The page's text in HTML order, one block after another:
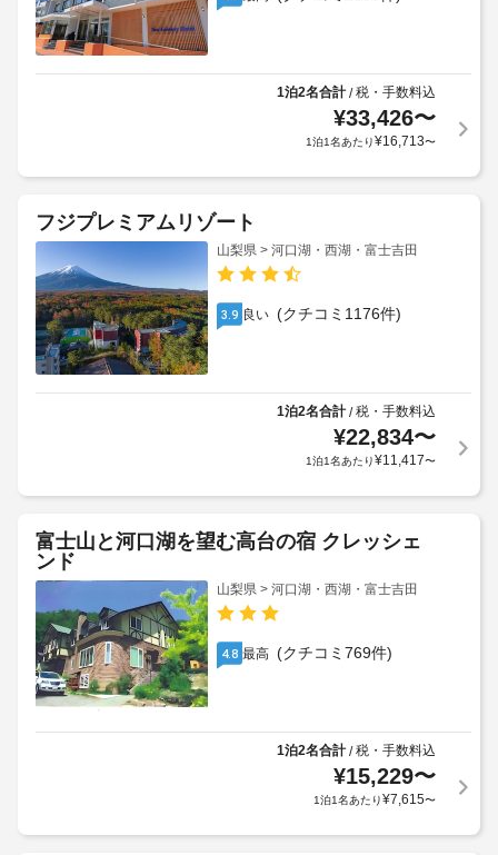
1泊2名合計/税・手数料込
¥33,426〜
1泊1名あたり¥16,713〜
フジプレミアムリゾート
山梨県 > 河口湖・西湖・富士吉田
3.9 良い (クチコミ1176件)
1泊2名合計/税・手数料込
¥22,834〜
1泊1名あたり¥11,417〜
富士山と河口湖を望む高台の宿 クレッシェ
ンド
山梨県 > 河口湖・西湖・富士吉田
4.8 最高 (クチコミ769件)
1泊2名合計/税・手数料込
¥15,229〜
1泊1名あたり¥7,615〜